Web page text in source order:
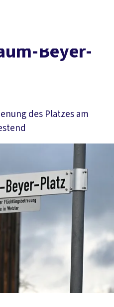
Service
Mitmachen
Beyer-
des Platzes am